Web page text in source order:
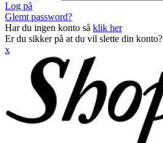
Log på
Glemt password?
Har du ingen konto så klik her
Er du sikker på at du vil slette din konto?
x